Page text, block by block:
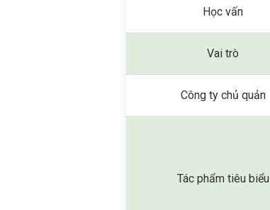
Học vấn
Vai trò
Công ty chủ quản
Tác phẩm tiêu biểu